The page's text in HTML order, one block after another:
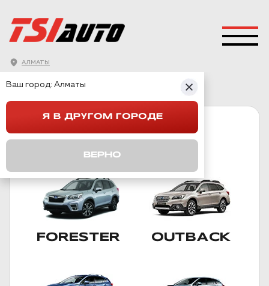
АЛМАТЫ
ПОДКАТЕГОРИИ
FORESTER OUTBACK
Ваш город: Алматы
Я В ДРУГОМ ГОРОДЕ
ВЕРНО